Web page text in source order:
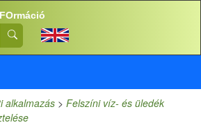
alkalmazás > Felszíni víz- és üledék